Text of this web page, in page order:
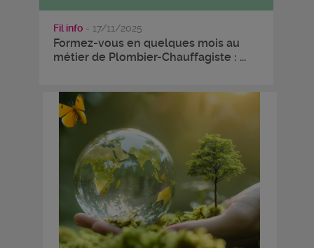
Fil info - 17/11/2025
Formez-vous en quelques mois au
métier de Plombier-Chauffagiste : ...